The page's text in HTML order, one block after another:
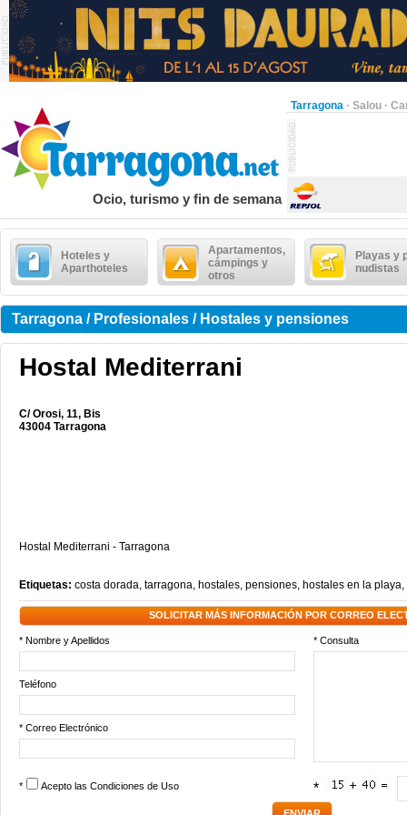
Tarragona · Salou ·
Ocio, turismo y fin de semana
Hoteles y
Aparthoteles
Apartamentos,
cámpings y
otros
Playas y
nudistas
Tarragona / Profesionales / Hostales y pensiones
Hostal Mediterrani
C/ Orosi, 11, Bis
43004 Tarragona
Hostal Mediterrani - Tarragona
Etiquetas: costa dorada, tarragona, hostales, pensiones, hostales en la playa,
SOLICITAR MÁS INFORMACIÓN POR CORREO
* Nombre y Apellidos * Consulta
Teléfono
* Correo Electrónico
* Acepto las Condiciones de Uso *